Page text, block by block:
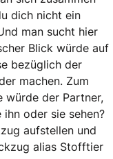
dich nicht ein
man sucht hier
Blick würde auf
bezüglich der
machen. Zum
würde der Partner,
oder sie sehen?
aufstellen und
alias Stofftier